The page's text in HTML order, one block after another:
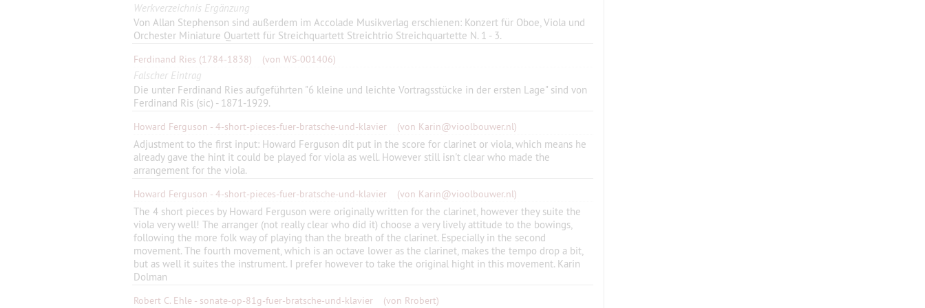
Werkverzeichnis Ergänzung
Von Allan Stephenson sind außerdem im Accolade Musikverlag erschienen: Konzert für Oboe, Viola und
Orchester Miniature Quartett für Streichquartett Streichtrio Streichquartette N. 1 - 3.
Ferdinand Ries (1784-1838) (von WS-001406)
Falscher Eintrag
Die unter Ferdinand Ries aufgeführten "6 kleine und leichte Vortragsstücke in der ersten Lage" sind von
Ferdinand Ris (sic) - 1871-1929.
Howard Ferguson - 4-short-pieces-fuer-bratsche-und-klavier (von Karin@vioolbouwer.nl)
Adjustment to the first input: Howard Ferguson dit put in the score for clarinet or viola, which means he
already gave the hint it could be played for viola as well. However still isn't clear who made the
arrangement for the viola.
Howard Ferguson - 4-short-pieces-fuer-bratsche-und-klavier (von Karin@vioolbouwer.nl)
The 4 short pieces by Howard Ferguson were originally written for the clarinet, however they suite the
viola very well! The arranger (not really clear who did it) choose a very lively attitude to the bowings,
following the more folk way of playing than the breath of the clarinet. Especially in the second
movement. The fourth movement, which is an octave lower as the clarinet, makes the tempo drop a bit,
but as well it suites the instrument. I prefer however to take the original hight in this movement. Karin
Dolman
Robert C. Ehle - sonate-op-81g-fuer-bratsche-und-klavier (von Rrobert)